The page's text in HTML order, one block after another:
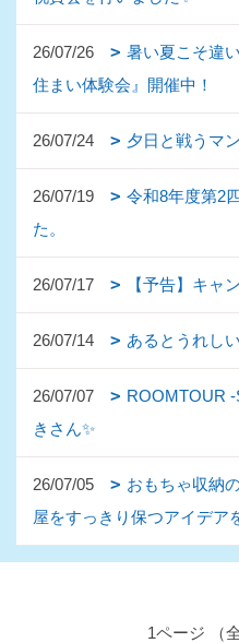
26/07/26
暑い夏こそ違
住まい体験会』開催中！
26/07/24 夕日と戦うマン
26/07/19
令和8年度第2
た。
26/07/17 【予告】キャ
26/07/14 あるとうれし
26/07/07
ROOMTOUR -
きさん✨
26/07/05
おもちゃ収納
屋をすっきり保つアイデア
1ページ （